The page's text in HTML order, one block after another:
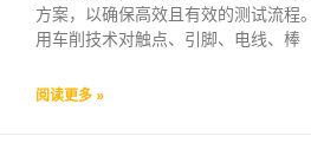
方案，以确保高效且有效的测试流程
用车削技术对触点、引脚、电线、棒
阅读更多 »